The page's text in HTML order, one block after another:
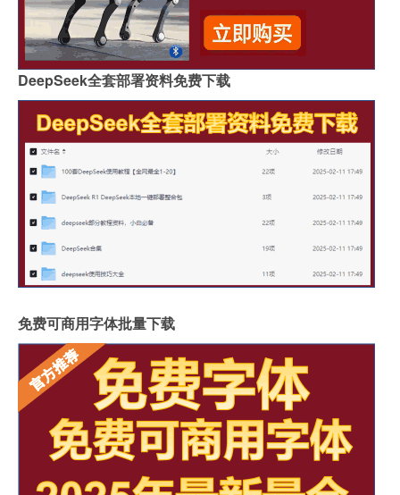
DeepSeek全套部署资料免费下载
免费可商用字体批量下载